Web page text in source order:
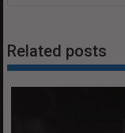
Related posts